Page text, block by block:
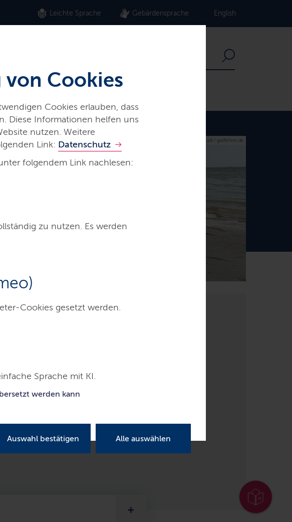
Cookies
Cookies erlauben, dass
Diese Informationen helfen uns
nutzen. Weitere
Link: Datenschutz
folgendem Link nachlesen:
zu nutzen. Es werden
Cookies gesetzt werden.
Sprache mit KI.
werden kann
Auswahl bestätigen Alle auswählen
Leichte Sprache Gebärdensprache English
© M. Staudt / grafikfoto.de
Holstein